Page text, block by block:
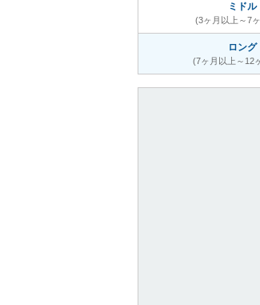
ミドル
(3ヶ月以上～7
ロング
(7ヶ月以上～12